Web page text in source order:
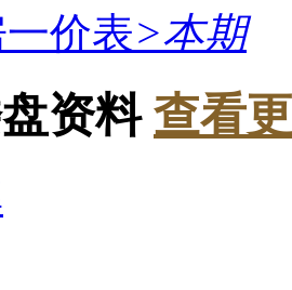
价表>本期
资料 查看